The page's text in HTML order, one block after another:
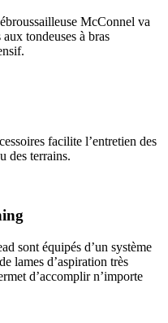
McConnel va
tondeuses à bras
facilite l’entretien des
des terrains.
sont équipés d’un système
lames d’aspiration très
d’accomplir n’importe